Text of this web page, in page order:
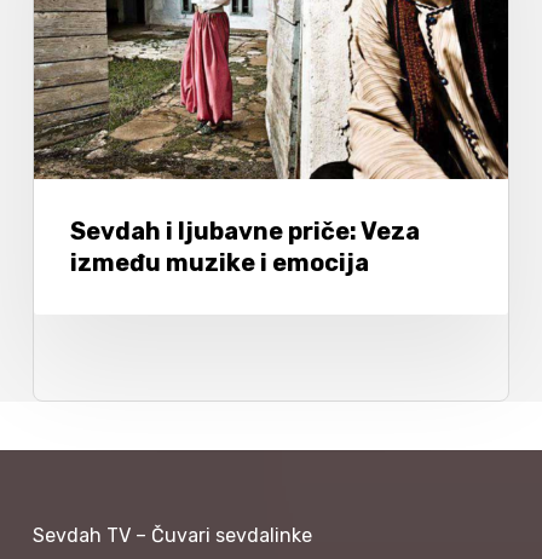
Sevdah i ljubavne priče: Veza
između muzike i emocija
Sevdah TV – Čuvari sevdalinke